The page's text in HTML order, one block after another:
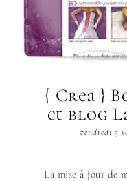
{ Crea }
et blog
vendredi 5
La mise à jour de